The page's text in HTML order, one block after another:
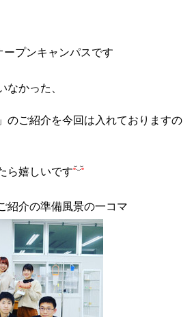
ープンキャンパスです
なかった、
のご紹介を今回は入れておりますの
ら嬉しいです
紹介の準備風景の一コマ